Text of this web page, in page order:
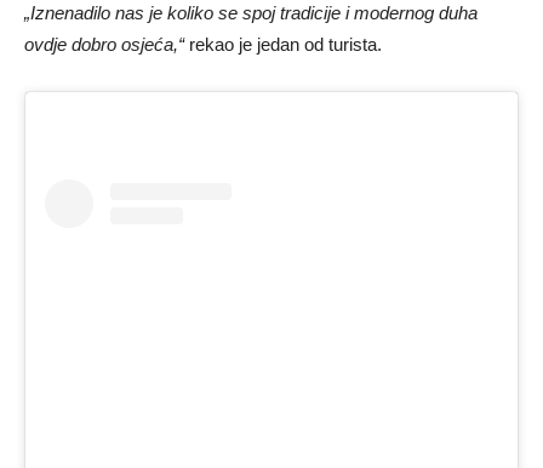
„Iznenadilo nas je koliko se spoj tradicije i modernog duha
ovdje dobro osjeća,“rekao je jedan od turista.